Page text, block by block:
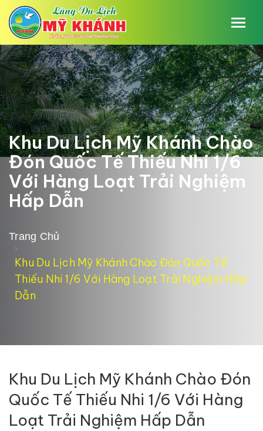
Khu Du Lịch Mỹ Khánh Chào
Đón Quốc Tế Thiếu Nhi 1/6
Với Hàng Loạt Trải Nghiệm
Hấp Dẫn
Trang Chủ
Khu Du Lịch Mỹ Khánh Chào Đón Quốc Tế
Thiếu Nhi 1/6 Với Hàng Loạt Trải Nghiệm Hấp
Dẫn
Khu Du Lịch Mỹ Khánh Chào Đón
Quốc Tế Thiếu Nhi 1/6 Với Hàng
Loạt Trải Nghiệm Hấp Dẫn